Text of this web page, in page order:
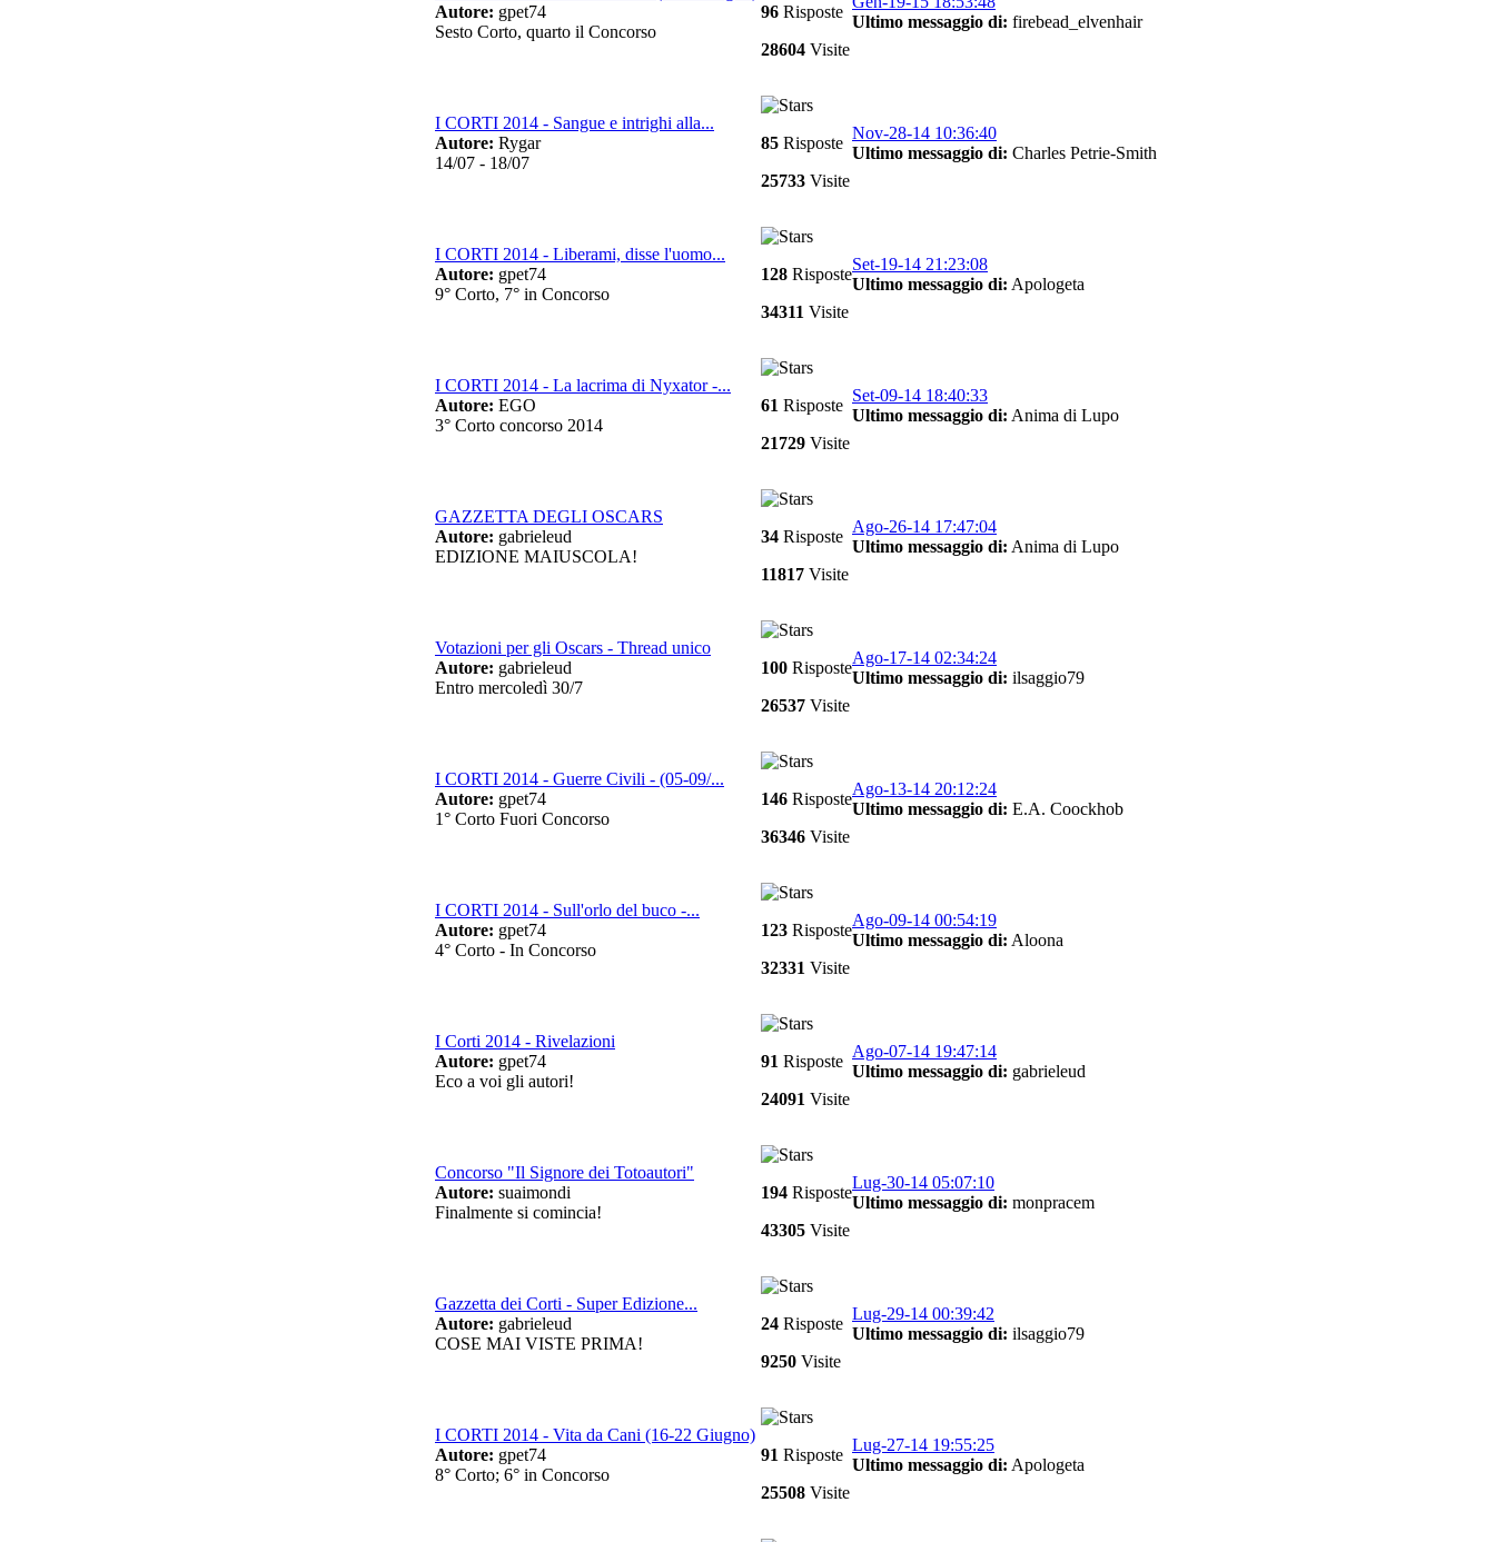
Autore: gpet74
Sesto Corto, quarto il Concorso
96 Risposte
28604 Visite
Ultimo messaggio di: firebead_elvenhair
I CORTI 2014 - Sangue e intrighi alla...
Autore: Rygar
14/07 - 18/07
85 Risposte
25733 Visite
Nov-28-14 10:36:40
Ultimo messaggio di: Charles Petrie-Smith
I CORTI 2014 - Liberami, disse l'uomo...
Autore: gpet74
9° Corto, 7° in Concorso
128 Risposte
34311 Visite
Set-19-14 21:23:08
Ultimo messaggio di: Apologeta
I CORTI 2014 - La lacrima di Nyxator -...
Autore: EGO
3° Corto concorso 2014
61 Risposte
21729 Visite
Set-09-14 18:40:33
Ultimo messaggio di: Anima di Lupo
GAZZETTA DEGLI OSCARS
Autore: gabrieleud
EDIZIONE MAIUSCOLA!
34 Risposte
11817 Visite
Ago-26-14 17:47:04
Ultimo messaggio di: Anima di Lupo
Votazioni per gli Oscars - Thread unico
Autore: gabrieleud
Entro mercoledì 30/7
100 Risposte
26537 Visite
Ago-17-14 02:34:24
Ultimo messaggio di: ilsaggio79
I CORTI 2014 - Guerre Civili - (05-09/...
Autore: gpet74
1° Corto Fuori Concorso
146 Risposte
36346 Visite
Ago-13-14 20:12:24
Ultimo messaggio di: E.A. Coockhob
I CORTI 2014 - Sull'orlo del buco -...
Autore: gpet74
4° Corto - In Concorso
123 Risposte
32331 Visite
Ago-09-14 00:54:19
Ultimo messaggio di: Aloona
I Corti 2014 - Rivelazioni
Autore: gpet74
Eco a voi gli autori!
91 Risposte
24091 Visite
Ago-07-14 19:47:14
Ultimo messaggio di: gabrieleud
Concorso "Il Signore dei Totoautori"
Autore: suaimondi
Finalmente si comincia!
194 Risposte
43305 Visite
Lug-30-14 05:07:10
Ultimo messaggio di: monpracem
Gazzetta dei Corti - Super Edizione...
Autore: gabrieleud
COSE MAI VISTE PRIMA!
24 Risposte
9250 Visite
Lug-29-14 00:39:42
Ultimo messaggio di: ilsaggio79
I CORTI 2014 - Vita da Cani (16-22 Giugno)
Autore: gpet74
8° Corto; 6° in Concorso
91 Risposte
25508 Visite
Lug-27-14 19:55:25
Ultimo messaggio di: Apologeta